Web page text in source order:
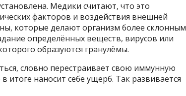
Медики считают, что это
факторов и воздействия внешней
которые делают организм более склонным
определённых веществ, вирусов или
образуются гранулёмы.
словно перестраивает свою иммунную
итоге наносит себе ущерб. Так развивается